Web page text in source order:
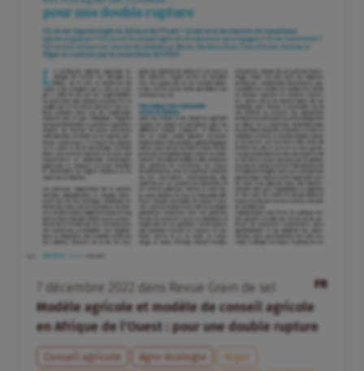
FR
décembre dans
Revue Grain de sel
Modèle agricole et modèle de conseil agricole
en Afrique de l’Ouest : pour une double rupture
Conseil agricole Agro-écologie
Niger